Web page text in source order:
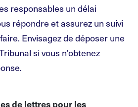
responsables un délai
répondre et assurez un suivi
Envisagez de déposer une
si vous n’obtenez
de lettres pour les